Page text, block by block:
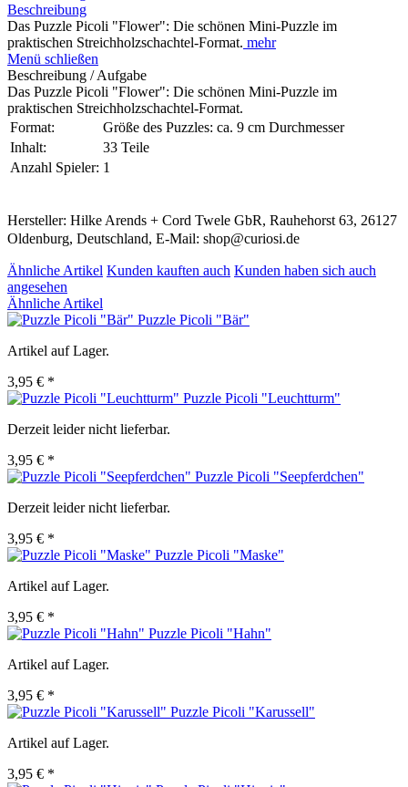
Beschreibung
Das Puzzle Picoli "Flower": Die schönen Mini-Puzzle im
praktischen Streichholzschachtel-Format. mehr
Menü schließen
Beschreibung / Aufgabe
Das Puzzle Picoli "Flower": Die schönen Mini-Puzzle im
praktischen Streichholzschachtel-Format.
Format:
Größe des Puzzles: ca. 9 cm Durchmesser
Inhalt:
33 Teile
Anzahl Spieler: 1
Hersteller: Hilke Arends + Cord Twele GbR, Rauhehorst 63, 26127
Oldenburg, Deutschland, E-Mail: shop@curiosi.de
Ähnliche Artikel Kunden kauften auch Kunden haben sich auch
angesehen
Ähnliche Artikel
Puzzle Picoli "Bär"
Artikel auf Lager.
3,95 € *
Puzzle Picoli "Leuchtturm"
Derzeit leider nicht lieferbar.
3,95 € *
Puzzle Picoli "Seepferdchen"
Derzeit leider nicht lieferbar.
3,95 € *
Puzzle Picoli "Maske"
Artikel auf Lager.
3,95 € *
Puzzle Picoli "Hahn"
Artikel auf Lager.
3,95 € *
Puzzle Picoli "Karussell"
Artikel auf Lager.
3,95 € *